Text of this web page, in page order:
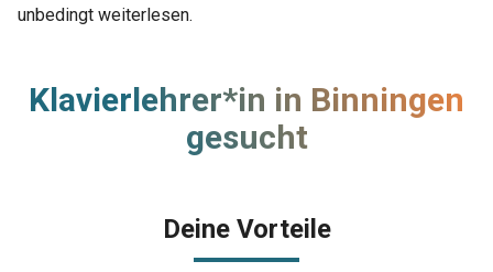
unbedingt weiterlesen.
Klavierlehrer*in in Binningen
gesucht
Deine Vorteile